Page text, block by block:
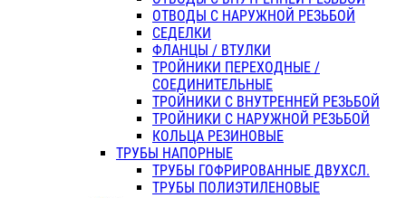
ОТВОДЫ С НАРУЖНОЙ РЕЗЬБОЙ
СЕДЕЛКИ
ФЛАНЦЫ / ВТУЛКИ
ТРОЙНИКИ ПЕРЕХОДНЫЕ /
СОЕДИНИТЕЛЬНЫЕ
ТРОЙНИКИ С ВНУТРЕННЕЙ РЕЗЬБОЙ
ТРОЙНИКИ С НАРУЖНОЙ РЕЗЬБОЙ
КОЛЬЦА РЕЗИНОВЫЕ
ТРУБЫ НАПОРНЫЕ
ТРУБЫ ГОФРИРОВАННЫЕ ДВУХСЛ.
ТРУБЫ ПОЛИЭТИЛЕНОВЫЕ